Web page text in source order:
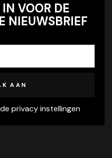
VOOR DE
NIEUWSBRIEF
privacy instellingen